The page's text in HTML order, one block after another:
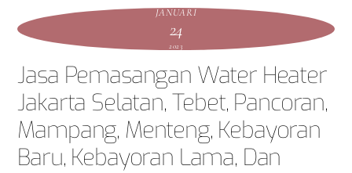
JANUARI
24
2023
Jasa Pemasangan Water Heater
Jakarta Selatan, Tebet, Pancoran,
Mampang, Menteng, Kebayoran
Baru, Kebayoran Lama, Dan